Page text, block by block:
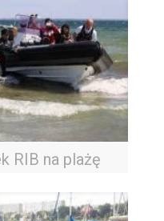
RIB na plażę